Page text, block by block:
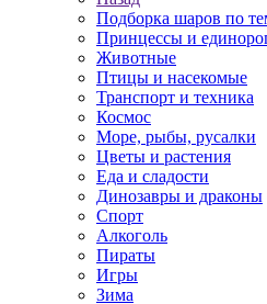
Подборка шаров по
Принцессы и
Животные
Птицы и насекомые
Транспорт и техника
Космос
Море, рыбы, русалки
Цветы и растения
Еда и сладости
Динозавры и драконы
Спорт
Алкоголь
Пираты
Игры
Зима